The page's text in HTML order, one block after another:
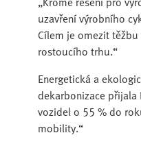
uzavření výrobního
Cílem je omezit
rostoucího trhu.“
Energetická a
dekarbonizace
vozidel o 55 % do
mobility.“